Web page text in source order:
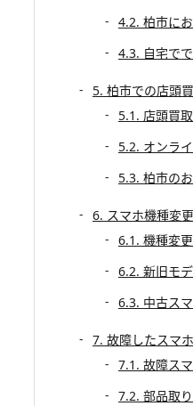
4.2. 柏市に
4.3. 自宅で
5. 柏市での店頭
5.1. 店頭買
5.2. オンラ
5.3. 柏市の
6. スマホ機種変
6.1. 機種変
6.2. 新旧モ
6.3. 中古ス
7. 故障したスマ
7.1. 故障ス
7.2. 部品取